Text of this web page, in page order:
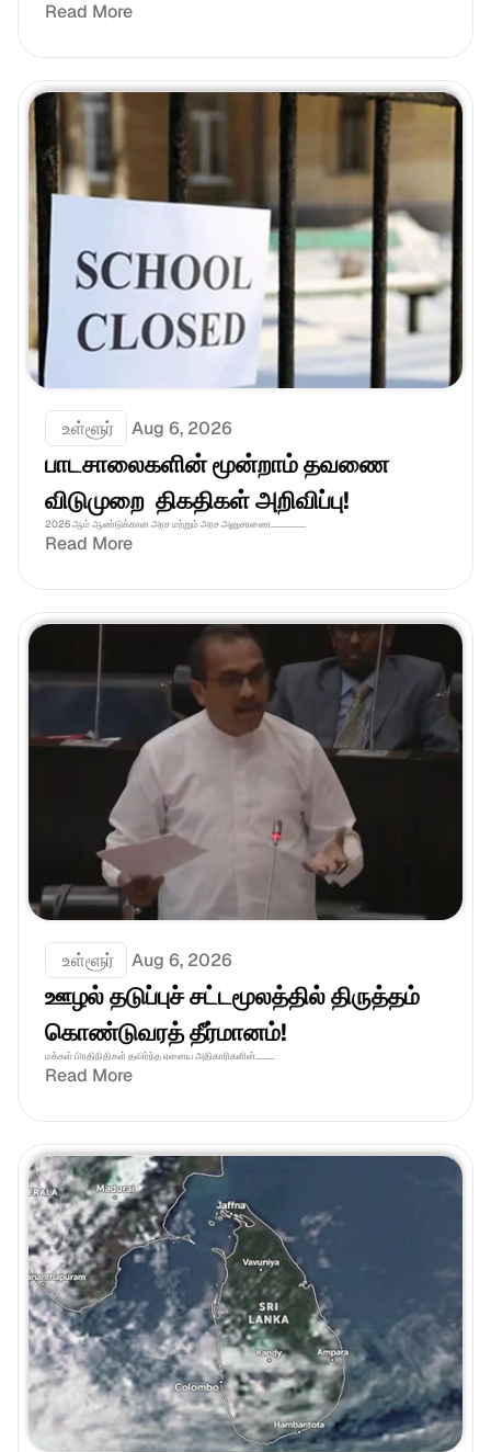
Read More
உள்ளூர் Aug 6, 2026
பாடசாலைகளின் மூன்றாம் தவணை
விடுமுறை  திகதிகள் அறிவிப்பு!
2026 ஆம் ஆண்டுக்கான அரச மற்றும் அரச அனுசரணை................
Read More
உள்ளூர் Aug 6, 2026
ஊழல் தடுப்புச் சட்டமூலத்தில் திருத்தம்
கொண்டுவரத் தீர்மானம்!
மக்கள் பிரதிநிதிகள் தவிர்ந்த ஏனைய அதிகாரிகளின்.........
Read More